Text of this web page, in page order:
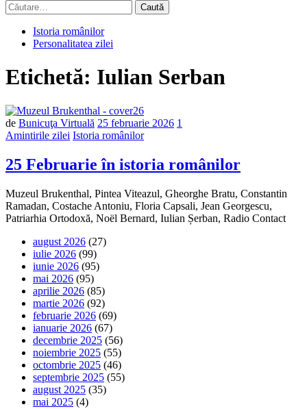
Caută
după:
Istoria românilor
Personalitatea zilei
Etichetă: Iulian Serban
de Bunicuţa Virtuală 25 februarie 2026 1
Amintirile zilei Istoria românilor
25 Februarie în istoria românilor
Muzeul Brukenthal, Pintea Viteazul, Gheorghe Bratu, Constantin
Ramadan, Costache Antoniu, Floria Capsali, Jean Georgescu,
Patriarhia Ortodoxă, Noël Bernard, Iulian Șerban, Radio Contact
august 2026 (27)
iulie 2026 (99)
iunie 2026 (95)
mai 2026 (95)
aprilie 2026 (85)
martie 2026 (92)
februarie 2026 (69)
ianuarie 2026 (67)
decembrie 2025 (56)
noiembrie 2025 (55)
octombrie 2025 (46)
septembrie 2025 (55)
august 2025 (35)
mai 2025 (4)